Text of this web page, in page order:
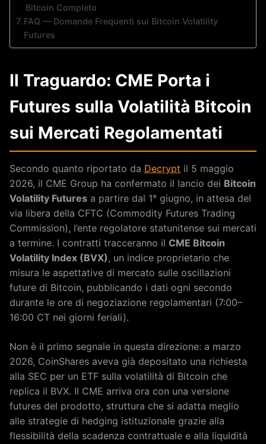
Bitcoin Completo
FAQ — Domande Frequenti sui Bitcoin Volatility
Futures
Il Traguardo: CME Porta i
Futures sulla Volatilità Bitcoin
sui Mercati Regolamentati
Secondo quanto riportato da Decrypt il 5 maggio
2026, il CME Group ha confermato il lancio dei Bitcoin
Volatility Futures a partire dal 1° giugno, in attesa del
via libera della CFTC (Commodity Futures Trading
Commission), l’ente regolatore statunitense sui mercati
a termine. I contratti tracceranno il CME Bitcoin
Volatility Index (BVX), un indice proprietario che
misura le aspettative di mercato sulle oscillazioni
future di Bitcoin, pubblicando i dati ogni secondo
durante le ore di negoziazione regolamentari (7:00–
16:00 CT nei giorni feriali).
Non è il primo segnale in questa direzione: a marzo
2026, CoinShares aveva già depositato una richiesta
alla SEC per un ETF sulla volatilità di Bitcoin che
replica il BVX. Il CME arriva ora con una versione
futures del prodotto, struttura che si adatta meglio
alle strategie di hedging istituzionale grazie alla
flessibilità della scadenza contrattuale e alla liquidità